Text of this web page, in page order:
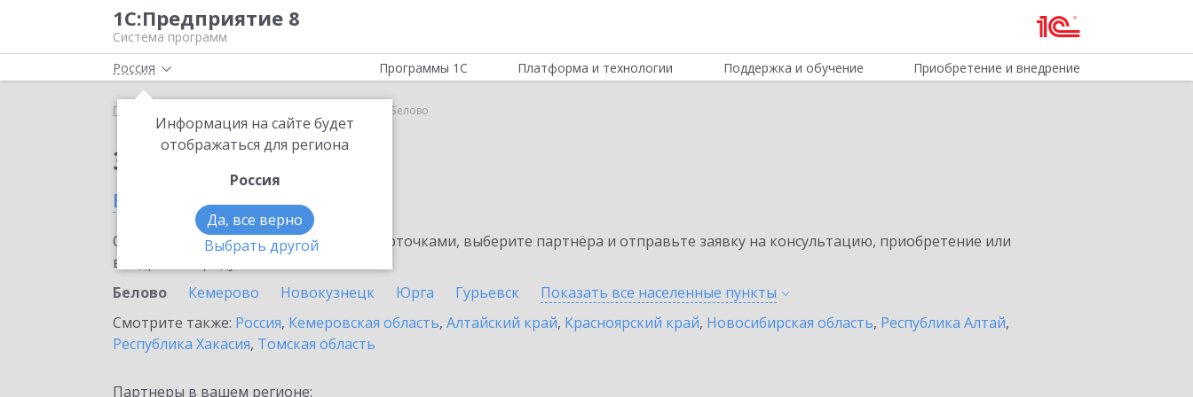
1С:Предприятие 8
Система программ
Россия
Информация на сайте будет
отображаться для региона
Россия
Да, все верно
Выбрать другой
Программы 1С Платформа и технологии Поддержка и обучение Приобретение и внедрение
Главная Smartway в Белово
Заказать Smartway
в Белово
Ознакомьтесь с информационными карточками, выберите партнёра и отправьте заявку на консультацию, приобретение или
внедрение продукта.
Белово
Кемерово Новокузнецк Юрга Гурьевск Показать все населенные пункты
Смотрите также: Россия, Кемеровская область, Алтайский край, Красноярский край, Новосибирская область, Республика Алтай,
Республика Хакасия, Томская область
Партнеры в вашем регионе: